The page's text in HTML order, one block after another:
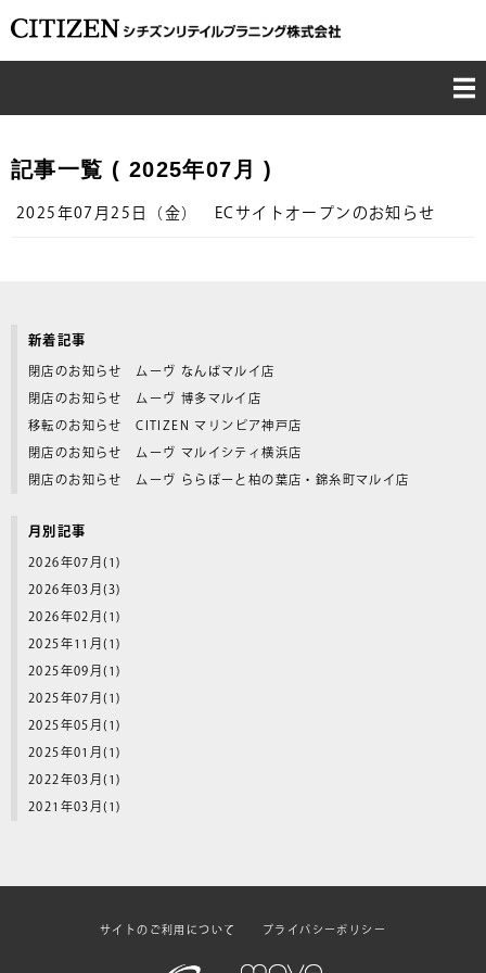
COMPANY
RECRUIT
CONTACT
記事一覧 ( 2025年07月 )
2025年07月25日（金） ECサイトオープンのお知らせ
新着記事
閉店のお知らせ ムーヴ なんばマルイ店
閉店のお知らせ ムーヴ 博多マルイ店
移転のお知らせ CITIZEN マリンピア神戸店
閉店のお知らせ ムーヴ マルイシティ横浜店
閉店のお知らせ ムーヴ ららぽーと柏の葉店・錦糸町マルイ店
月別記事
2026年07月(1)
2026年03月(3)
2026年02月(1)
2025年11月(1)
2025年09月(1)
2025年07月(1)
2025年05月(1)
2025年01月(1)
2022年03月(1)
2021年03月(1)
サイトのご利用について プライバシーポリシー